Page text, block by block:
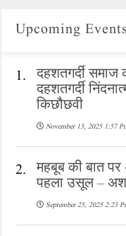
Upcoming Events
1. दहशतगर्दी समाज
दहशतगर्दी
किछौछवी
November 13, 2025 1:57
2. महबूब की बात
पहला उसूल –
September 25, 2025 2:23